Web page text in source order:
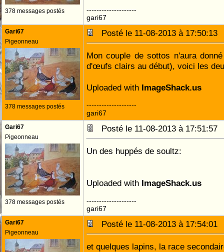
378 messages postés
--------------------
gari67
Gari67
Pigeonneau
378 messages postés
Posté le 11-08-2013 à
Mon couple de sottos n'aura
d'œufs clairs au début), voici les
Uploaded with ImageShack.us
--------------------
gari67
Gari67
Pigeonneau
378 messages postés
Posté le 11-08-2013 à
Un des huppés de soultz:
Uploaded with ImageShack.us
--------------------
gari67
Gari67
Pigeonneau
Posté le 11-08-2013 à
et quelques lapins, la race